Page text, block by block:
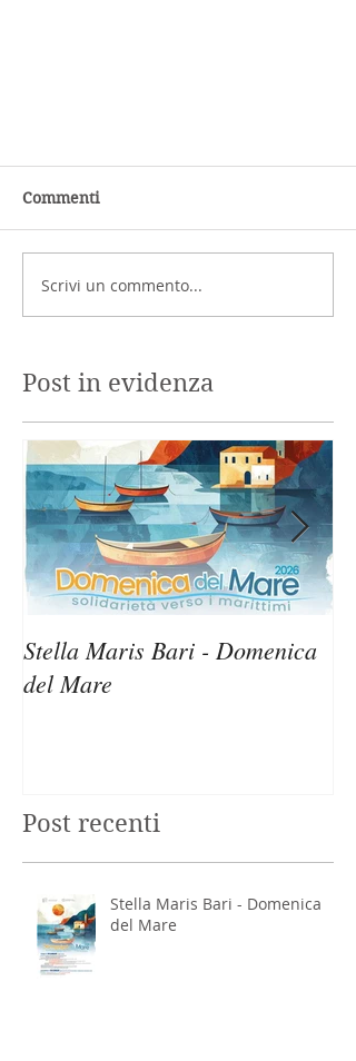
Commenti
Scrivi un commento...
Post in evidenza
Stella Maris Bari - Domenica
del Mare
Post recenti
Stella Maris Bari - Domenica
del Mare